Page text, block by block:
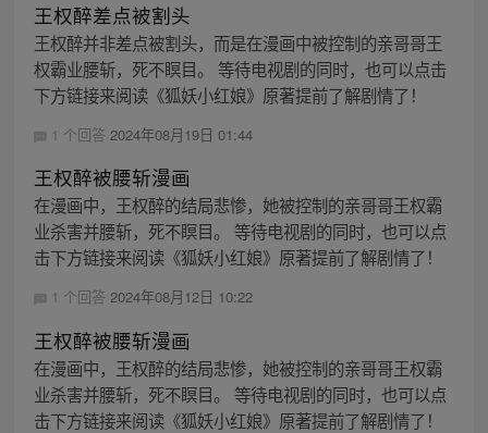
王权醉差点被割头
王权醉并非差点被割头，而是在漫画中被控制的亲哥哥王
权霸业腰斩，死不瞑目。 等待电视剧的同时，也可以点击
下方链接来阅读《狐妖小红娘》原著提前了解剧情了！
1 个回答 2024年08月19日 01:44
王权醉被腰斩漫画
在漫画中，王权醉的结局悲惨，她被控制的亲哥哥王权霸
业杀害并腰斩，死不瞑目。 等待电视剧的同时，也可以点
击下方链接来阅读《狐妖小红娘》原著提前了解剧情了！
1 个回答 2024年08月12日 10:22
王权醉被腰斩漫画
在漫画中，王权醉的结局悲惨，她被控制的亲哥哥王权霸
业杀害并腰斩，死不瞑目。 等待电视剧的同时，也可以点
击下方链接来阅读《狐妖小红娘》原著提前了解剧情了！